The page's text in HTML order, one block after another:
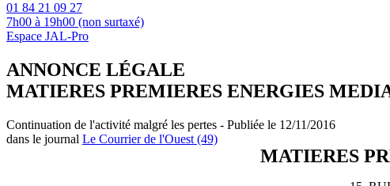
01 84 21 09 27
7h00 à 19h00 (non surtaxé)
Espace JAL-Pro
ANNONCE LÉGALE
MATIERES PREMIERES ENERGIES
Continuation de l'activité malgré les pertes - Publiée le 12/11/2016
dans le journal Le Courrier de l'Ouest (49)
MATIERES